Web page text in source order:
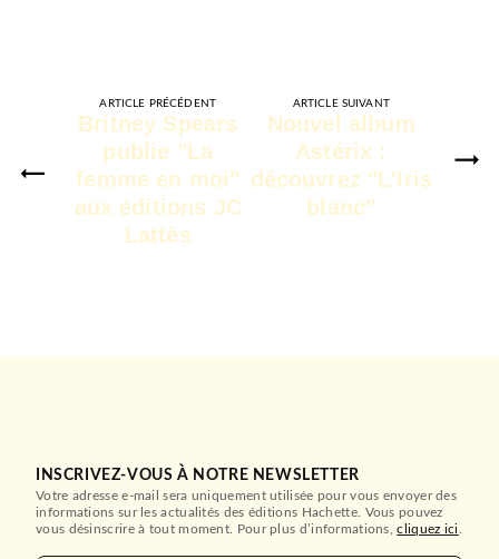
ARTICLE PRÉCÉDENT
Britney Spears
publie "La
femme en moi"
aux éditions JC
Lattès
ARTICLE SUIVANT
Nouvel album
Astérix :
découvrez "L'Iris
blanc"
INSCRIVEZ-VOUS À NOTRE NEWSLETTER
Votre adresse e-mail sera uniquement utilisée pour vous envoyer des
informations sur les actualités des éditions Hachette. Vous pouvez
vous désinscrire à tout moment. Pour plus d’informations,cliquez ici